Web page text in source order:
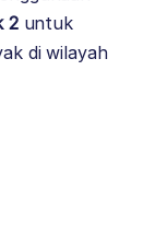
2untuk
di wilayah